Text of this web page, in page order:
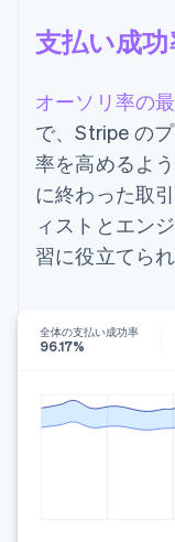
支払い成
オーソリ率の
で、Stripe の
率を高めるよ
に終わった取
ィストとエン
習に役立てられ
全体の支払い成功率
96.17%